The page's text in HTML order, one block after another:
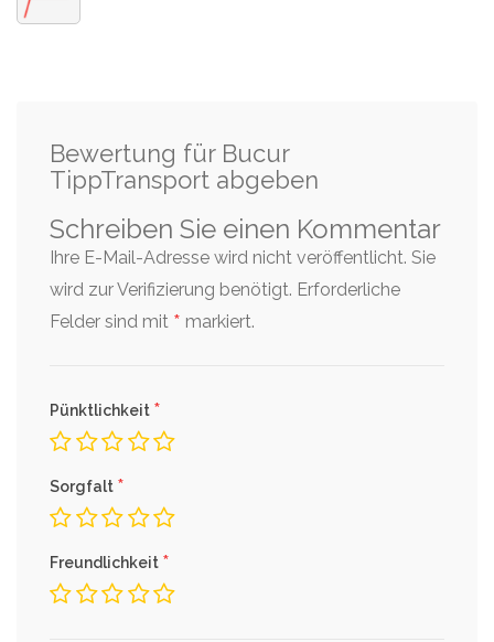
Bewertung für Bucur
TippTransport abgeben
Schreiben Sie einen Kommentar
Ihre E-Mail-Adresse wird nicht veröffentlicht. Sie
wird zur Verifizierung benötigt. Erforderliche
Felder sind mit * markiert.
Pünktlichkeit *
Sorgfalt *
Freundlichkeit *